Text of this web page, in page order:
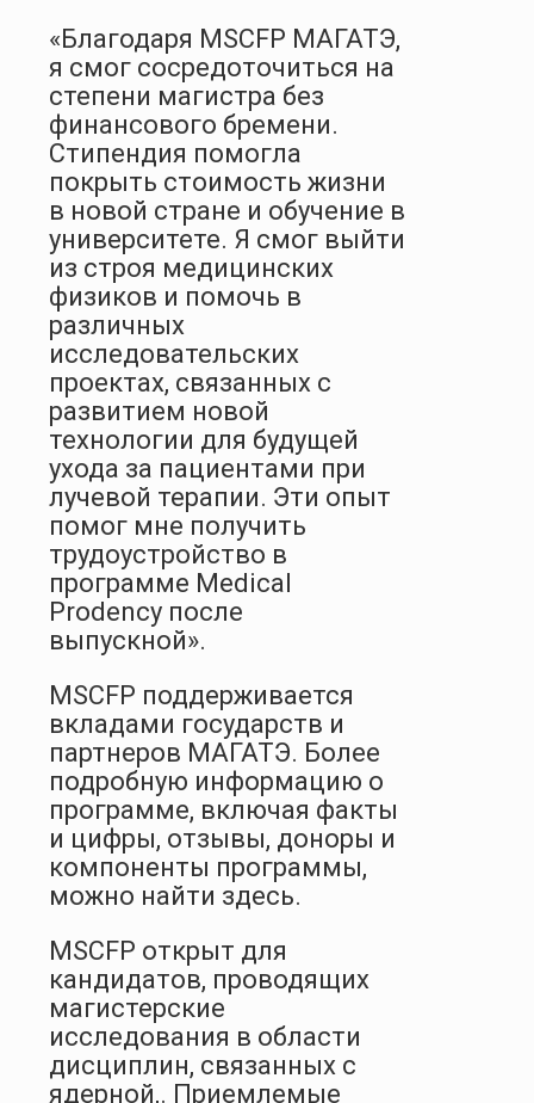
«Благодаря MSCFP МАГАТЭ,
я смог сосредоточиться на
степени магистра без
финансового бремени.
Стипендия помогла
покрыть стоимость жизни
в новой стране и обучение в
университете. Я смог выйти
из строя медицинских
физиков и помочь в
различных
исследовательских
проектах, связанных с
развитием новой
технологии для будущей
ухода за пациентами при
лучевой терапии. Эти опыт
помог мне получить
трудоустройство в
программе Medical
Prodency после
выпускной».
MSCFP поддерживается
вкладами государств и
партнеров МАГАТЭ. Более
подробную информацию о
программе, включая факты
и цифры, отзывы, доноры и
компоненты программы,
можно найти здесь.
MSCFP открыт для
кандидатов, проводящих
магистерские
исследования в области
дисциплин, связанных с
ядерной,. Приемлемые